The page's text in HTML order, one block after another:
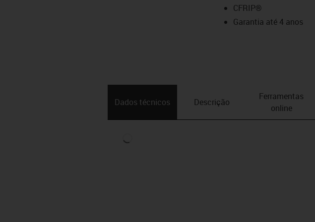
CFRIP®
Garantia até 4 anos
Dados técnicos Descrição
Ferramentas
online